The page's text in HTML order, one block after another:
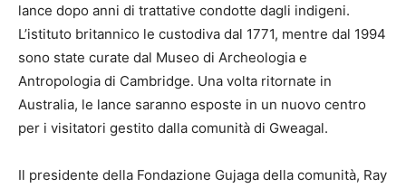
lance dopo anni di trattative condotte dagli indigeni.
L’istituto britannico le custodiva dal 1771, mentre dal 1994
sono state curate dal Museo di Archeologia e
Antropologia di Cambridge. Una volta ritornate in
Australia, le lance saranno esposte in un nuovo centro
per i visitatori gestito dalla comunità di Gweagal.
Il presidente della Fondazione Gujaga della comunità, Ray